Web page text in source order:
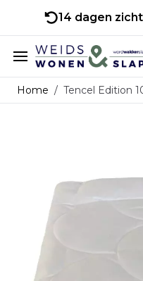
14 dagen
Ga naar de inhoud
Home / Tencel Edition